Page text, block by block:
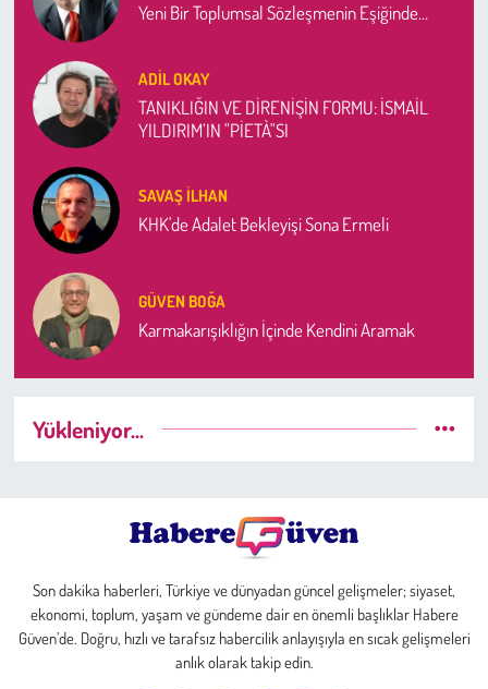
Yeni Bir Toplumsal Sözleşmenin Eşiğinde…
ADIL OKAY
TANIKLIĞIN VE DİRENİŞİN FORMU: İSMAİL
YILDIRIM’IN "PİETÀ"SI
SAVAŞ İLHAN
KHK'de Adalet Bekleyişi Sona Ermeli
GÜVEN BOĞA
Karmakarışıklığın İçinde Kendini Aramak
Yükleniyor...
Son dakika haberleri, Türkiye ve dünyadan güncel gelişmeler; siyaset,
ekonomi, toplum, yaşam ve gündeme dair en önemli başlıklar Habere
Güven’de. Doğru, hızlı ve tarafsız habercilik anlayışıyla en sıcak gelişmeleri
anlık olarak takip edin.